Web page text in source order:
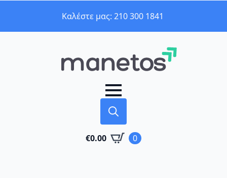
Καλέστε μας: 210 300 1841
for:
€0.00 0